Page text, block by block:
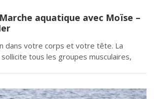
aquatique avec Moïse –
dans votre corps et votre tête. La
tous les groupes musculaires,